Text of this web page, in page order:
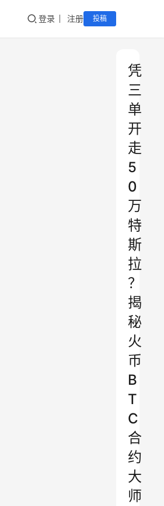
登录 注册 投稿
凭
三
单
开
走
5
0
万
特
斯
拉
？
揭
秘
火
币
B
T
C
合
约
大
师